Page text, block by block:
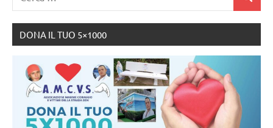
per:
Cerca
DONA IL TUO 5×1000